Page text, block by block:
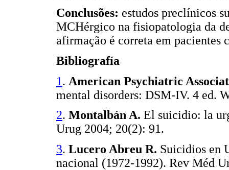
Conclusões: estudos preclínicos
MCHérgico na fisiopatologia da
afirmação é correta em pacientes
Bibliografía
1. American Psychiatric
mental disorders: DSM-IV. 4 ed.
2. Montalbán A. El suicidio: la
Urug 2004; 20(2): 91.
3. Lucero Abreu R. Suicidios en
nacional (1972-1992). Rev Méd